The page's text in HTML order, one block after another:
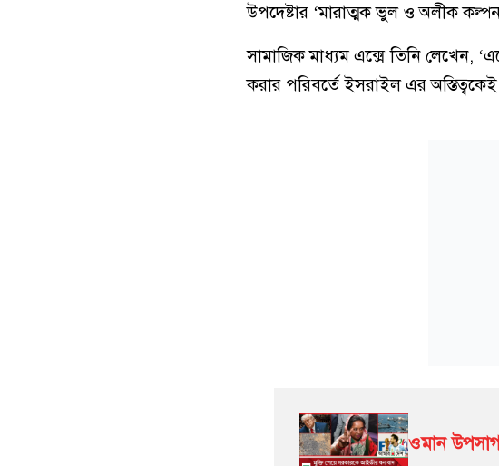
উপদেষ্টার ‘মারাত্মক ভুল ও অলীক
সামাজিক মাধ্যম এক্সে তিনি লেখেন,
করার পরিবর্তে ইসরাইল এর অস্তিত্বকেই
ওমান